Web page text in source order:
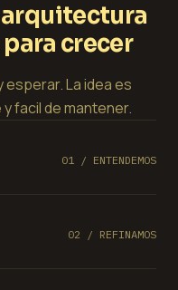
arquitectura
crecer
esperar. La idea es
facil de mantener.
01 / ENTENDEMOS
02 / REFINAMOS